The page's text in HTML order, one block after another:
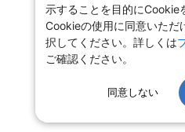
示することを目的にCookie
Cookieの使用に同意いただ
択してください。詳しくは
ご確認ください。
同意しない